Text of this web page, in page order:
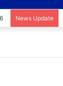
News Update